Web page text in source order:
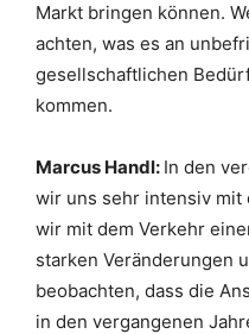
Markt bringen können.
achten, was es an
gesellschaftlichen
kommen.
Marcus Handl: In den
wir uns sehr intensiv mit
wir mit dem Verkehr
starken Veränderungen
beobachten, dass die
in den vergangenen